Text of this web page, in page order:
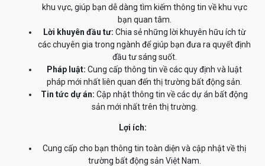
khu vực, giúp bạn dễ dàng tìm kiếm thông tin về khu vực
bạn quan tâm.
Lời khuyên đầu tư: Chia sẻ những lời khuyên hữu ích từ
các chuyên gia trong ngành để giúp bạn đưa ra quyết định
đầu tư sáng suốt.
Pháp luật: Cung cấp thông tin về các quy định và luật
pháp mới nhất liên quan đến thị trường bất động sản.
Tin tức dự án: Cập nhật thông tin về các dự án bất động
sản mới nhất trên thị trường.
Lợi ích:
Cung cấp cho bạn thông tin toàn diện và cập nhật về thị
trường bất động sản Việt Nam.